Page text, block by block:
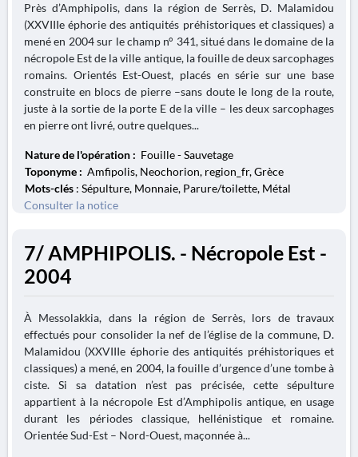
Près d’Amphipolis, dans la région de Serrès, D. Malamidou
(XXVIIIe éphorie des antiquités préhistoriques et classiques) a
mené en 2004 sur le champ n° 341, situé dans le domaine de la
nécropole Est de la ville antique, la fouille de deux sarcophages
romains. Orientés Est-Ouest, placés en série sur une base
construite en blocs de pierre –sans doute le long de la route,
juste à la sortie de la porte E de la ville – les deux sarcophages
en pierre ont livré, outre quelques...
Nature de l'opération : Fouille - Sauvetage
Toponyme : Amfipolis, Neochorion, region_fr, Grèce
Mots-clés : Sépulture, Monnaie, Parure/toilette, Métal
Consulter la notice
7/ AMPHIPOLIS. - Nécropole Est -
2004
À Messolakkia, dans la région de Serrès, lors de travaux
effectués pour consolider la nef de l’église de la commune, D.
Malamidou (XXVIIIe éphorie des antiquités préhistoriques et
classiques) a mené, en 2004, la fouille d’urgence d’une tombe à
ciste. Si sa datation n’est pas précisée, cette sépulture
appartient à la nécropole Est d’Amphipolis antique, en usage
durant les périodes classique, hellénistique et romaine.
Orientée Sud-Est – Nord-Ouest, maçonnée à...